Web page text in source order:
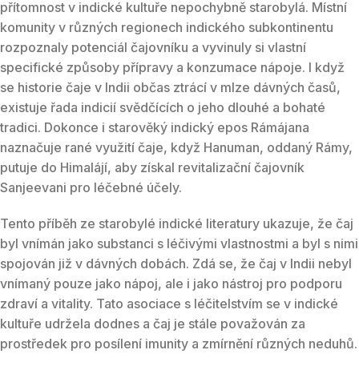
přítomnost v indické kultuře nepochybně starobylá. Místní
komunity v různých regionech indického subkontinentu
rozpoznaly potenciál čajovníku a vyvinuly si vlastní
specifické způsoby přípravy a konzumace nápoje. I když
se historie čaje v Indii občas ztrácí v mlze dávných časů,
existuje řada indicií svědčících o jeho dlouhé a bohaté
tradici. Dokonce i starověký indický epos Rámájana
naznačuje rané využití čaje, když Hanuman, oddaný Rámy,
putuje do Himalájí, aby získal revitalizační čajovník
Sanjeevani pro léčebné účely.
Tento příběh ze starobylé indické literatury ukazuje, že čaj
byl vnímán jako substanci s léčivými vlastnostmi a byl s nimi
spojován již v dávných dobách. Zdá se, že čaj v Indii nebyl
vnímaný pouze jako nápoj, ale i jako nástroj pro podporu
zdraví a vitality. Tato asociace s léčitelstvím se v indické
kultuře udržela dodnes a čaj je stále považován za
prostředek pro posílení imunity a zmírnění různých neduhů.